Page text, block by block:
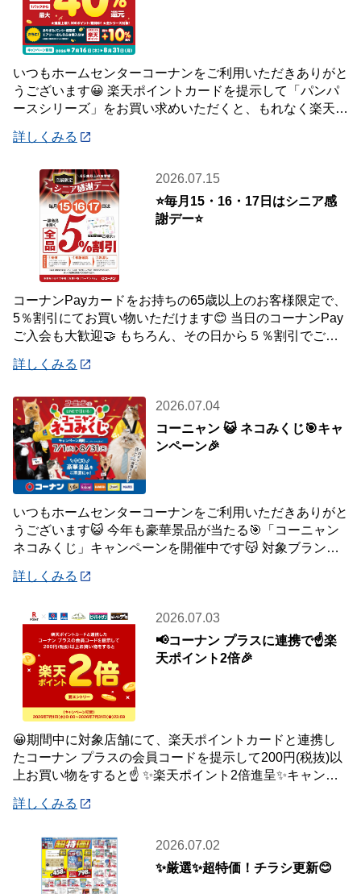
いつもホームセンターコーナンをご利用いただきありがと
うございます😀 楽天ポイントカードを提示して「パンパ
ースシリーズ」をお買い求めいただくと、もれなく楽天ポ
詳しくみる
2026.07.15
⭐毎月15・16・17日はシニア感
謝デー⭐
コーナンPayカードをお持ちの65歳以上のお客様限定で、
5％割引にてお買い物いただけます😊 当日のコーナンPay
ご入会も大歓迎🤝 もちろん、その日から５％割引でご利
詳しくみる
2026.07.04
コーニャン 😺 ネコみくじ🎯キャ
ンペーン🎉
いつもホームセンターコーナンをご利用いただきありがと
うございます😺 今年も豪華景品が当たる🎯「コーニャン
ネコみくじ」キャンペーンを開催中です😽 対象ブランド
詳しくみる
2026.07.03
📢コーナン プラスに連携で☝️楽
天ポイント2倍🎉
😀期間中に対象店舗にて、楽天ポイントカードと連携し
たコーナン プラスの会員コードを提示して200円(税抜)以
上お買い物をすると☝️ ✨楽天ポイント2倍進呈✨キャンペ
詳しくみる
2026.07.02
✨厳選✨超特価！チラシ更新😊